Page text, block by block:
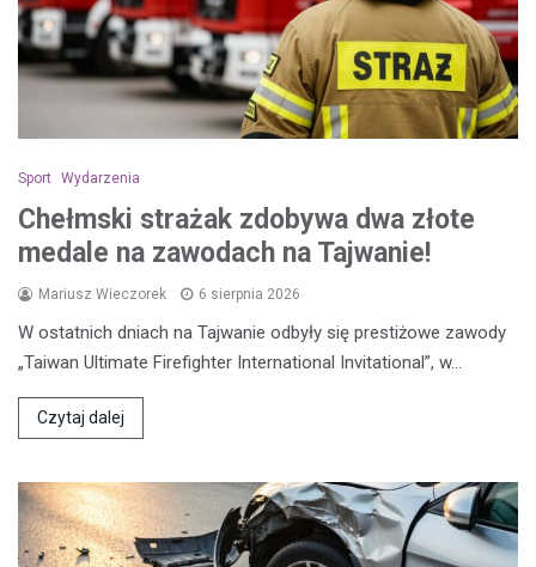
Sport Wydarzenia
Chełmski strażak zdobywa dwa złote
medale na zawodach na Tajwanie!
Mariusz Wieczorek 6 sierpnia 2026
W ostatnich dniach na Tajwanie odbyły się prestiżowe zawody
„Taiwan Ultimate Firefighter International Invitational”, w…
Czytaj dalej